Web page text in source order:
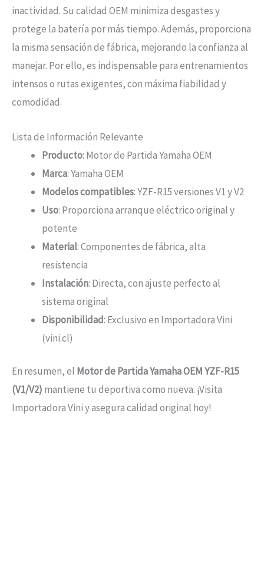
inactividad. Su calidad OEM minimiza desgastes y
protege la batería por más tiempo. Además, proporciona
la misma sensación de fábrica, mejorando la confianza al
manejar. Por ello, es indispensable para entrenamientos
intensos o rutas exigentes, con máxima fiabilidad y
comodidad.
Lista de Información Relevante
Producto: Motor de Partida Yamaha OEM
Marca: Yamaha OEM
Modelos compatibles: YZF-R15 versiones V1 y V2
Uso: Proporciona arranque eléctrico original y
potente
Material: Componentes de fábrica, alta
resistencia
Instalación: Directa, con ajuste perfecto al
sistema original
Disponibilidad: Exclusivo en Importadora Vini
(vini.cl)
En resumen, el Motor de Partida Yamaha OEM YZF-R15
(V1/V2) mantiene tu deportiva como nueva. ¡Visita
Importadora Vini y asegura calidad original hoy!